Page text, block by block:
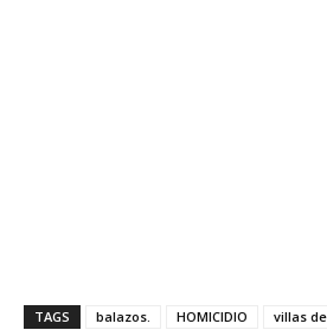
TAGS balazos. HOMICIDIO villas